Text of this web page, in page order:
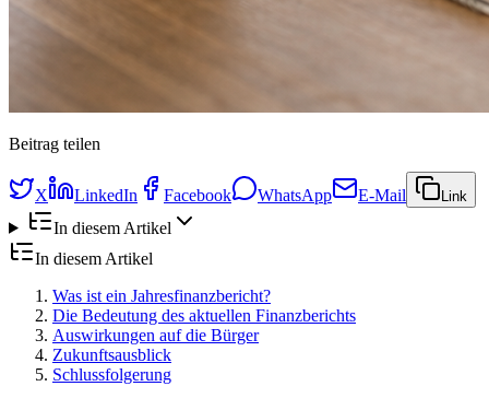
Beitrag teilen
X LinkedIn Facebook WhatsApp E-Mail Link
In diesem Artikel
In diesem Artikel
Was ist ein Jahresfinanzbericht?
Die Bedeutung des aktuellen Finanzberichts
Auswirkungen auf die Bürger
Zukunftsausblick
Schlussfolgerung